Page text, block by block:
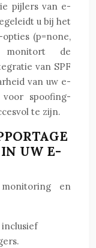
pijlers van e-
u bij het
(p=none,
monitort de
van SPF
van uw e-
spoofing-
te zijn.
UW E-
en